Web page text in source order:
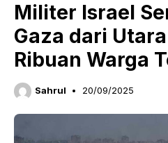
Militer Israel
Gaza dari
Ribuan Warga
Sahrul 20/09/2025